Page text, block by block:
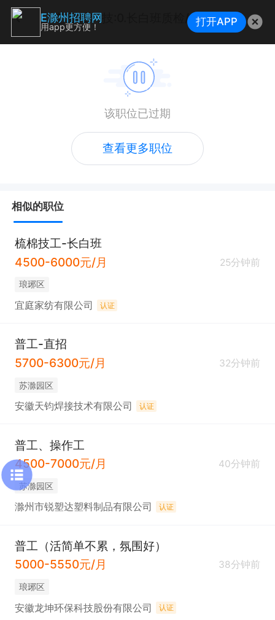
芯维度科技:0.长白班质检/ 不体检/坐班/可带手机
该职位已过期
查看更多职位
相似的职位
梳棉技工-长白班
4500-6000元/月
25分钟前
琅琊区
宜庭家纺有限公司 认证
普工-直招
5700-6300元/月
32分钟前
苏滁园区
安徽天钧焊接技术有限公司 认证
普工、操作工
4500-7000元/月
40分钟前
苏滁园区
滁州市锐塑达塑料制品有限公司 认证
普工（活简单不累，氛围好）
5000-5550元/月
38分钟前
琅琊区
安徽龙坤环保科技股份有限公司 认证
E滁州招聘网
用app更方便！ 打开APP